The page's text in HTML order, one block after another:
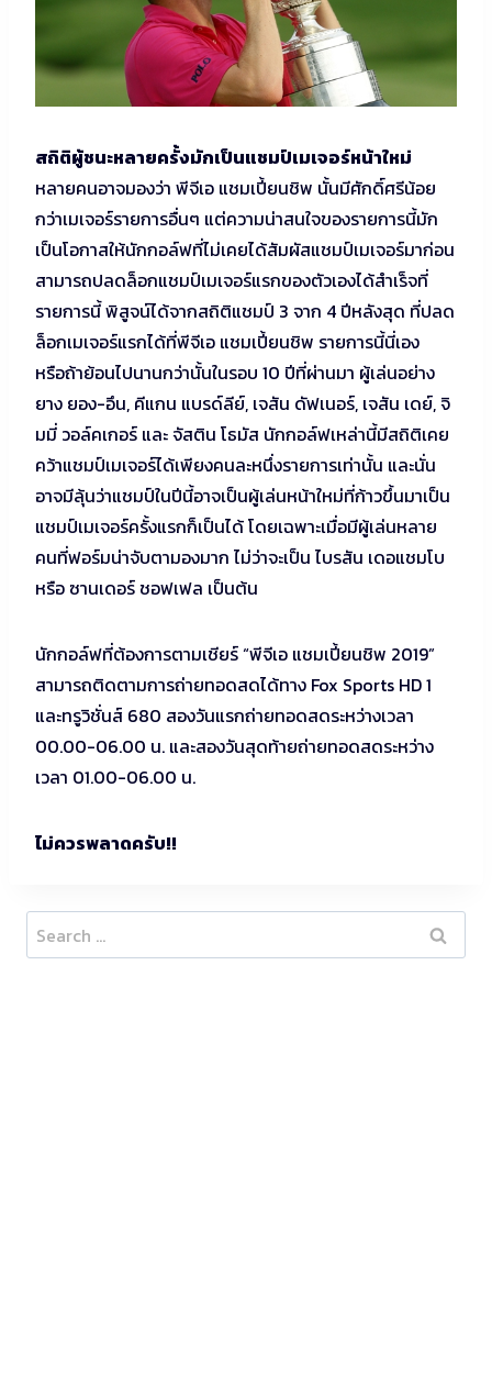
สถิติผู้ชนะหลายครั้งมักเป็นแชมป์เมเจอร์หน้าใหม่
หลายคนอาจมองว่า พีจีเอ แชมเปี้ยนชิพ นั้นมีศักดิ์ศรีน้อย
กว่าเมเจอร์รายการอื่นๆ แต่ความน่าสนใจของรายการนี้มัก
เป็นโอกาสให้นักกอล์ฟที่ไม่เคยได้สัมผัสแชมป์เมเจอร์มาก่อน
สามารถปลดล็อกแชมป์เมเจอร์แรกของตัวเองได้สำเร็จที่
รายการนี้ พิสูจน์ได้จากสถิติแชมป์ 3 จาก 4 ปีหลังสุด ที่ปลด
ล็อกเมเจอร์แรกได้ที่พีจีเอ แชมเปี้ยนชิพ รายการนี้นี่เอง
หรือถ้าย้อนไปนานกว่านั้นในรอบ 10 ปีที่ผ่านมา ผู้เล่นอย่าง
ยาง ยอง-อึน, คีแกน แบรด์ลีย์, เจสัน ดัฟเนอร์, เจสัน เดย์, จิ
มมี่ วอล์คเกอร์ และ จัสติน โธมัส นักกอล์ฟเหล่านี้มีสถิติเคย
คว้าแชมป์เมเจอร์ได้เพียงคนละหนึ่งรายการเท่านั้น และนั่น
อาจมีลุ้นว่าแชมป์ในปีนี้อาจเป็นผู้เล่นหน้าใหม่ที่ก้าวขึ้นมาเป็น
แชมป์เมเจอร์ครั้งแรกก็เป็นได้ โดยเฉพาะเมื่อมีผู้เล่นหลาย
คนที่ฟอร์มน่าจับตามองมาก ไม่ว่าจะเป็น ไบรสัน เดอแชมโบ
หรือ ซานเดอร์ ชอฟเฟล เป็นต้น
นักกอล์ฟที่ต้องการตามเชียร์ “พีจีเอ แชมเปี้ยนชิพ 2019”
สามารถติดตามการถ่ายทอดสดได้ทาง Fox Sports HD 1
และทรูวิชั่นส์ 680 สองวันแรกถ่ายทอดสดระหว่างเวลา
00.00-06.00 น. และสองวันสุดท้ายถ่ายทอดสดระหว่าง
เวลา 01.00-06.00 น.
ไม่ควรพลาดครับ!!
Search
for: